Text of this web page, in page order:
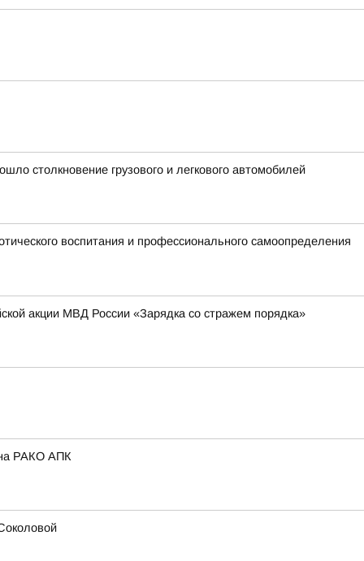
столкновение грузового и легкового автомобилей
воспитания и профессионального самоопределения
акции МВД России «Зарядка со стражем порядка»
РАКО АПК